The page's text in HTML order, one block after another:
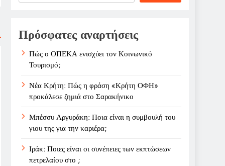
της για την καριέρα;
Πρόσφατες αναρτήσεις
Πώς ο ΟΠΕΚΑ ενισχύει τον Κοινωνικό
Τουρισμό;
Νέα Κρήτη: Πώς η φράση «Κρήτη ΟΦΗ»
προκάλεσε ζημιά στο Σαρακήνικο
Μπέσσυ Αργυράκη: Ποια είναι η συμβουλή του
γιου της για την καριέρα;
Ιράκ: Ποιες είναι οι συνέπειες των εκπτώσεων
πετρελαίου στο ;